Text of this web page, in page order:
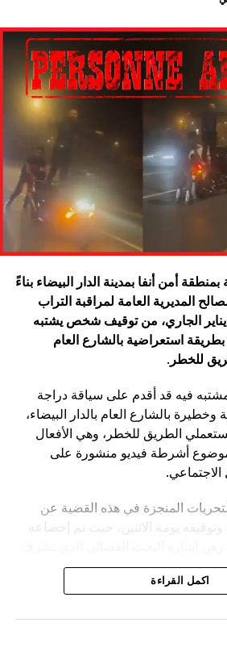
أمن أنفا بمدينة الدار البيضاء بناءً
المديرية العامة لمراقبة التراب
الوطني، يوم الاثنين 26 يناير الجاري، من توقيف شخص يشتبه
استعراضية بالشارع العام
للخطر .
فيه قد أقدم على سياقة دراجة
بالشارع العام بالدار البيضاء،
الطريق للخطر، وهي الأفعال
أشرطة فيديو منشورة على
المنجزة في هذه القضية عن
وتوقيفه يومه الاثنين، حيث تم إخضاعه
وذلك للكشف عن جميع ظروف
وكذا تحديد كافة
اكمل القراءة